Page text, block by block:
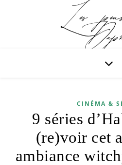
CINÉMA &
9 séries
(re)voir cet
ambiance